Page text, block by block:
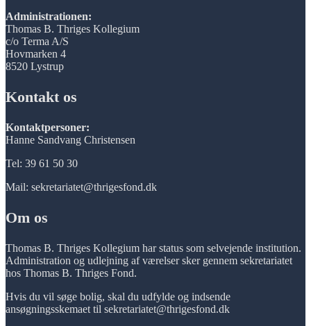
Administrationen:
Thomas B. Thriges Kollegium
c/o Terma A/S
Hovmarken 4
8520 Lystrup
Kontakt os
Kontaktpersoner:
Hanne Sandvang Christensen
Tel: 39 61 50 30
Mail: sekretariatet@thrigesfond.dk
Om os
Thomas B. Thriges Kollegium har status som selvejende institution.
Administration og udlejning af værelser sker gennem sekretariatet
hos Thomas B. Thriges Fond.
Hvis du vil søge bolig, skal du udfylde og indsende
ansøgningsskemaet til sekretariatet@thrigesfond.dk